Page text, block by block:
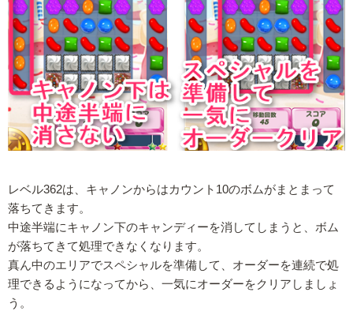
レベル362は、キャノンからはカウント10のボムがまとまって
落ちてきます。
中途半端にキャノン下のキャンディーを消してしまうと、ボム
が落ちてきて処理できなくなります。
真ん中のエリアでスペシャルを準備して、オーダーを連続で処
理できるようになってから、一気にオーダーをクリアしましょ
う。